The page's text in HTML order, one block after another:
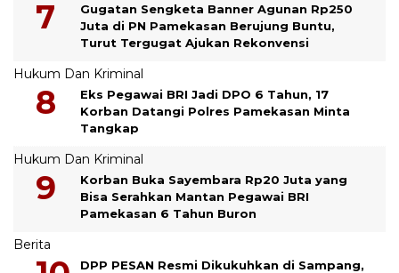
Gugatan Sengketa Banner Agunan Rp250
Juta di PN Pamekasan Berujung Buntu,
Turut Tergugat Ajukan Rekonvensi
Hukum Dan Kriminal
Eks Pegawai BRI Jadi DPO 6 Tahun, 17
Korban Datangi Polres Pamekasan Minta
Tangkap
Hukum Dan Kriminal
Korban Buka Sayembara Rp20 Juta yang
Bisa Serahkan Mantan Pegawai BRI
Pamekasan 6 Tahun Buron
Berita
DPP PESAN Resmi Dikukuhkan di Sampang,